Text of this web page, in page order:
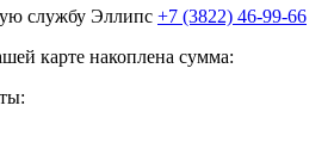
службу Эллипс +7 (3822) 46-99-66
карте накоплена сумма: